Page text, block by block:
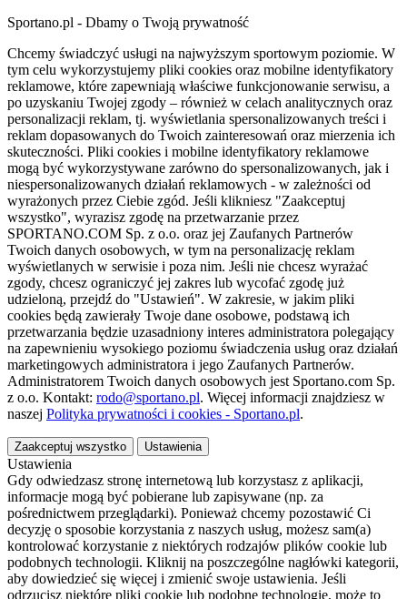
Sportano.pl - Dbamy o Twoją prywatność
Chcemy świadczyć usługi na najwyższym sportowym poziomie. W
tym celu wykorzystujemy pliki cookies oraz mobilne identyfikatory
reklamowe, które zapewniają właściwe funkcjonowanie serwisu, a
po uzyskaniu Twojej zgody – również w celach analitycznych oraz
personalizacji reklam, tj. wyświetlania spersonalizowanych treści i
reklam dopasowanych do Twoich zainteresowań oraz mierzenia ich
skuteczności. Pliki cookies i mobilne identyfikatory reklamowe
mogą być wykorzystywane zarówno do spersonalizowanych, jak i
niespersonalizowanych działań reklamowych - w zależności od
wyrażonych przez Ciebie zgód. Jeśli klikniesz "Zaakceptuj
wszystko", wyrazisz zgodę na przetwarzanie przez
SPORTANO.COM Sp. z o.o. oraz jej Zaufanych Partnerów
Twoich danych osobowych, w tym na personalizację reklam
wyświetlanych w serwisie i poza nim. Jeśli nie chcesz wyrażać
zgody, chcesz ograniczyć jej zakres lub wycofać zgodę już
udzieloną, przejdź do "Ustawień". W zakresie, w jakim pliki
cookies będą zawierały Twoje dane osobowe, podstawą ich
przetwarzania będzie uzasadniony interes administratora polegający
na zapewnieniu wysokiego poziomu świadczenia usług oraz działań
marketingowych administratora i jego Zaufanych Partnerów.
Administratorem Twoich danych osobowych jest Sportano.com Sp.
z o.o. Kontakt: rodo@sportano.pl. Więcej informacji znajdziesz w
naszej Polityka prywatności i cookies - Sportano.pl.
Zaakceptuj wszystko Ustawienia
Ustawienia
Gdy odwiedzasz stronę internetową lub korzystasz z aplikacji,
informacje mogą być pobierane lub zapisywane (np. za
pośrednictwem przeglądarki). Ponieważ chcemy pozostawić Ci
decyzję o sposobie korzystania z naszych usług, możesz sam(a)
kontrolować korzystanie z niektórych rodzajów plików cookie lub
podobnych technologii. Kliknij na poszczególne nagłówki kategorii,
aby dowiedzieć się więcej i zmienić swoje ustawienia. Jeśli
odrzucisz niektóre pliki cookie lub podobne technologie, może to